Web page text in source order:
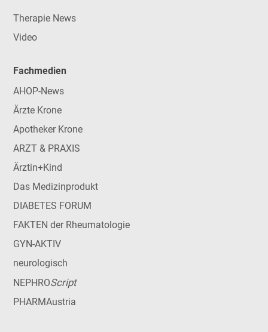
Therapie News
Video
Fachmedien
AHOP-News
Ärzte Krone
Apotheker Krone
ARZT & PRAXIS
Ärztin+Kind
Das Medizinprodukt
DIABETES FORUM
FAKTEN der Rheumatologie
GYN-AKTIV
neurologisch
NEPHROScript
PHARMAustria